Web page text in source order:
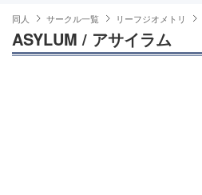
同人 サークル一覧 リーフジオメトリ
ASYLUM / アサイラム